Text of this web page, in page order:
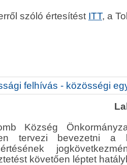
szóló értesítést ITT, a
felhívás - közösségi
Község
tervezi bevezetni a
követően léptet